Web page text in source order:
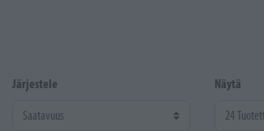
Järjestele Näytä